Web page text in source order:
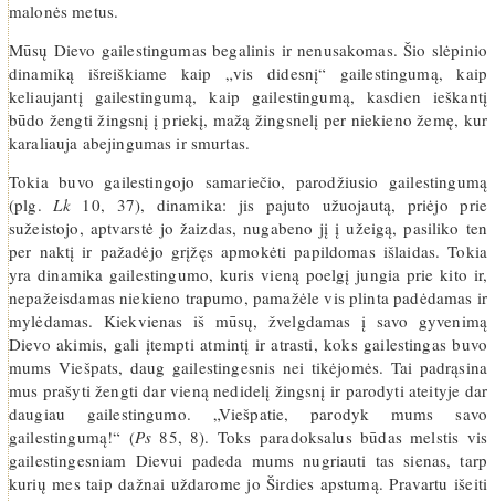
malonės metus.
Mūsų Dievo gailestingumas begalinis ir nenusakomas. Šio slėpinio
dinamiką išreiškiame kaip „vis didesnį“ gailestingumą, kaip
keliaujantį gailestingumą, kaip gailestingumą, kasdien ieškantį
būdo žengti žingsnį į priekį, mažą žingsnelį per niekieno žemę, kur
karaliauja abejingumas ir smurtas.
Tokia buvo gailestingojo samariečio, parodžiusio gailestingumą
(plg.Lk10, 37), dinamika: jis pajuto užuojautą, priėjo prie
sužeistojo, aptvarstė jo žaizdas, nugabeno jį į užeigą, pasiliko ten
per naktį ir pažadėjo grįžęs apmokėti papildomas išlaidas. Tokia
yra dinamika gailestingumo, kuris vieną poelgį jungia prie kito ir,
nepažeisdamas niekieno trapumo, pamažėle vis plinta padėdamas ir
mylėdamas. Kiekvienas iš mūsų, žvelgdamas į savo gyvenimą
Dievo akimis, gali įtempti atmintį ir atrasti, koks gailestingas buvo
mums Viešpats, daug gailestingesnis nei tikėjomės. Tai padrąsina
mus prašyti žengti dar vieną nedidelį žingsnį ir parodyti ateityje dar
daugiau gailestingumo. „Viešpatie, parodyk mums savo
gailestingumą!“ (Ps 85, 8). Toks paradoksalus būdas melstis vis
gailestingesniam Dievui padeda mums nugriauti tas sienas, tarp
kurių mes taip dažnai uždarome jo Širdies apstumą. Pravartu išeiti